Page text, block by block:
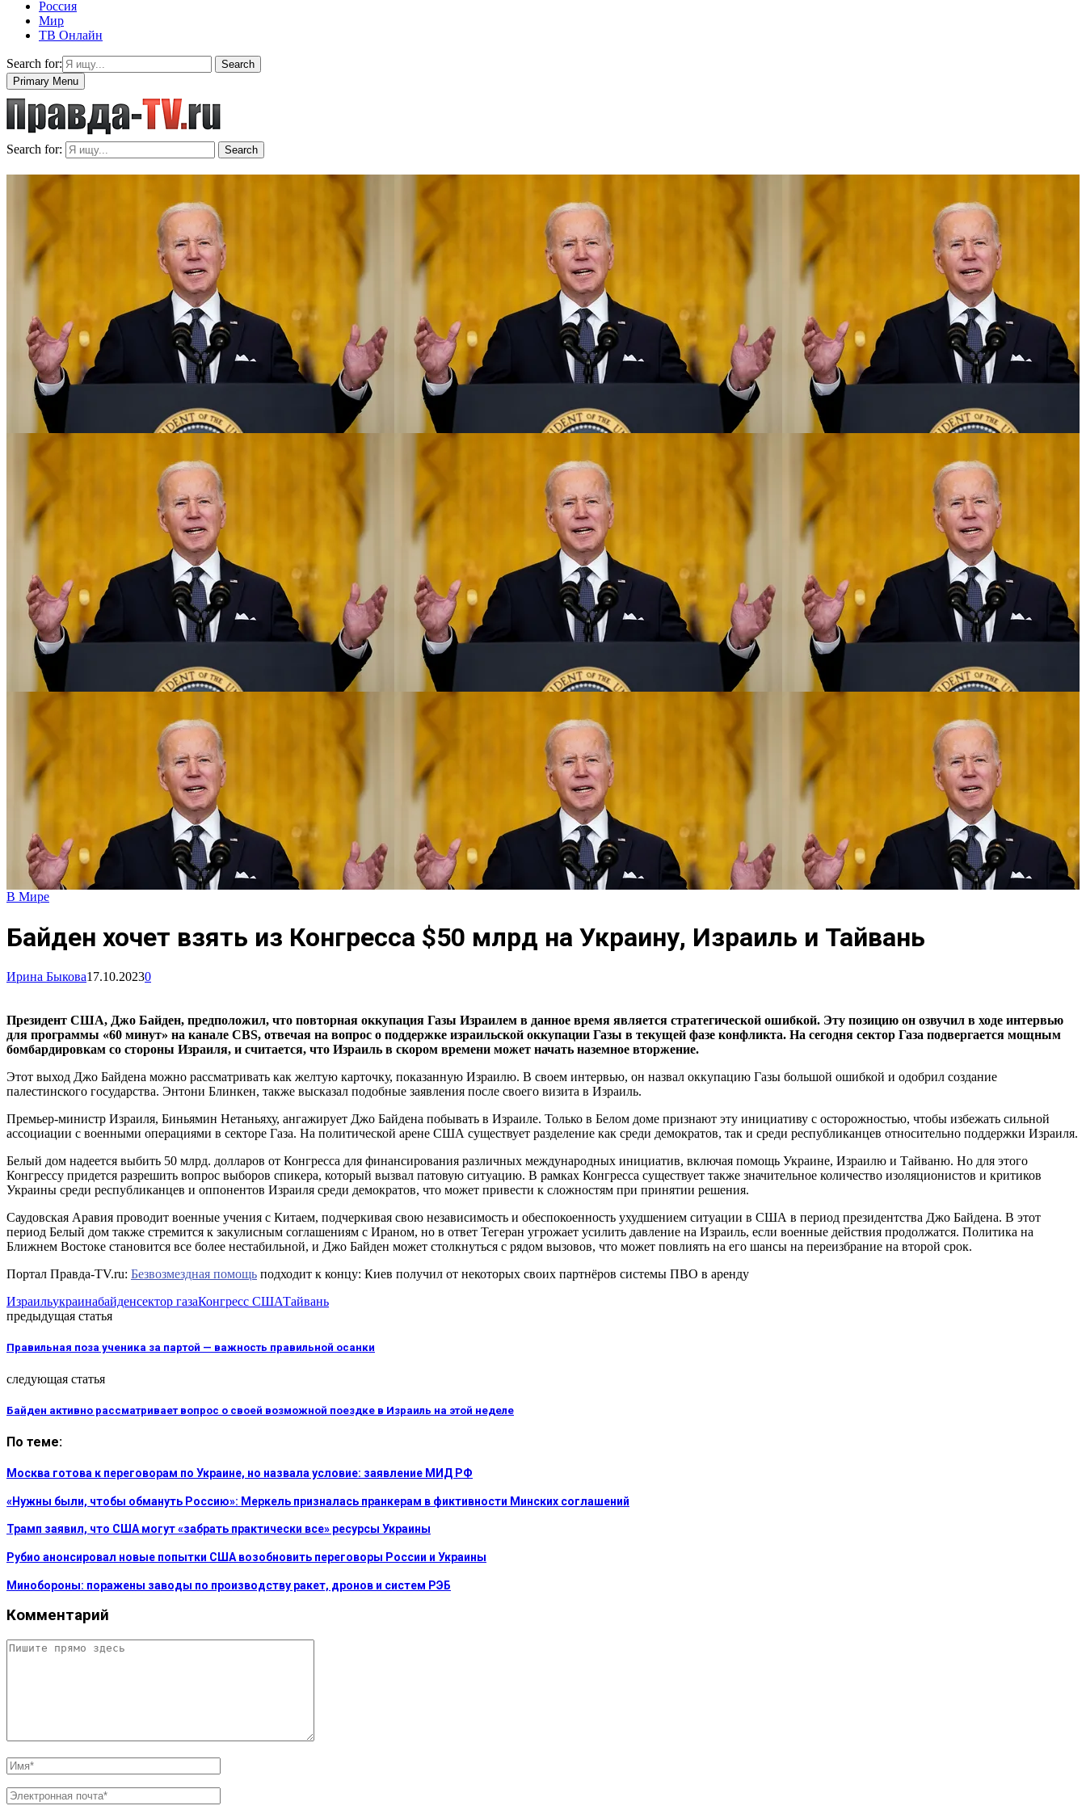
Россия
Мир
ТВ Онлайн
Search for:
Search
Primary Menu
Search for: Search
В Мире
Байден хочет взять из Конгресса $50 млрд на Украину, Израиль и Тайвань
Ирина Быкова17.10.20230
Президент США, Джо Байден, предположил, что повторная оккупация Газы Израилем в данное время является стратегической ошибкой. Эту позицию он озвучил в ходе интервью
для программы «60 минут» на канале CBS, отвечая на вопрос о поддержке израильской оккупации Газы в текущей фазе конфликта. На сегодня сектор Газа подвергается мощным
бомбардировкам со стороны Израиля, и считается, что Израиль в скором времени может начать наземное вторжение.
Этот выход Джо Байдена можно рассматривать как желтую карточку, показанную Израилю. В своем интервью, он назвал оккупацию Газы большой ошибкой и одобрил создание
палестинского государства. Энтони Блинкен, также высказал подобные заявления после своего визита в Израиль.
Премьер-министр Израиля, Биньямин Нетаньяху, ангажирует Джо Байдена побывать в Израиле. Только в Белом доме признают эту инициативу с осторожностью, чтобы избежать сильной
ассоциации с военными операциями в секторе Газа. На политической арене США существует разделение как среди демократов, так и среди республиканцев относительно поддержки Израиля.
Белый дом надеется выбить 50 млрд. долларов от Конгресса для финансирования различных международных инициатив, включая помощь Украине, Израилю и Тайваню. Но для этого
Конгрессу придется разрешить вопрос выборов спикера, который вызвал патовую ситуацию. В рамках Конгресса существует также значительное количество изоляционистов и критиков
Украины среди республиканцев и оппонентов Израиля среди демократов, что может привести к сложностям при принятии решения.
Саудовская Аравия проводит военные учения с Китаем, подчеркивая свою независимость и обеспокоенность ухудшением ситуации в США в период президентства Джо Байдена. В этот
период Белый дом также стремится к закулисным соглашениям с Ираном, но в ответ Тегеран угрожает усилить давление на Израиль, если военные действия продолжатся. Политика на
Ближнем Востоке становится все более нестабильной, и Джо Байден может столкнуться с рядом вызовов, что может повлиять на его шансы на переизбрание на второй срок.
Портал Правда-TV.ru: Безвозмездная помощь подходит к концу: Киев получил от некоторых своих партнёров системы ПВО в аренду
Израильукраинабайденсектор газаКонгресс СШАТайвань
предыдущая статья
Правильная поза ученика за партой — важность правильной осанки
следующая статья
Байден активно рассматривает вопрос о своей возможной поездке в Израиль на этой неделе
По теме:
Москва готова к переговорам по Украине, но назвала условие: заявление МИД РФ
«Нужны были, чтобы обмануть Россию»: Меркель призналась пранкерам в фиктивности Минских соглашений
Трамп заявил, что США могут «забрать практически все» ресурсы Украины
Рубио анонсировал новые попытки США возобновить переговоры России и Украины
Минобороны: поражены заводы по производству ракет, дронов и систем РЭБ
Комментарий